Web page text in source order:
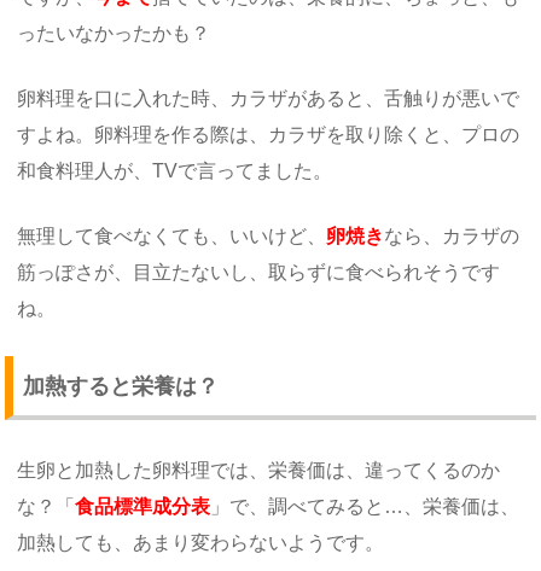
ったいなかったかも？
卵料理を口に入れた時、カラザがあると、舌触りが悪いで
すよね。卵料理を作る際は、カラザを取り除くと、プロの
和食料理人が、TVで言ってました。
無理して食べなくても、いいけど、 卵焼きなら、カラザの
筋っぽさが、目立たないし、取らずに食べられそうです
ね。
加熱すると栄養は？
生卵と加熱した卵料理では、栄養価は、違ってくるのか
な？「食品標準成分表 」で、調べてみると…、栄養価は、
加熱しても、あまり変わらないようです。